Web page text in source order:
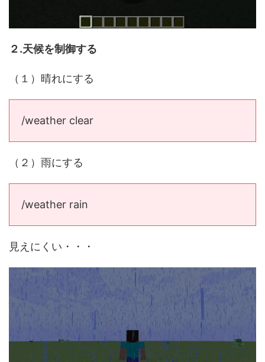
２.天候を制御する
（１）晴れにする
/weather clear
（２）雨にする
/weather rain
見えにくい・・・